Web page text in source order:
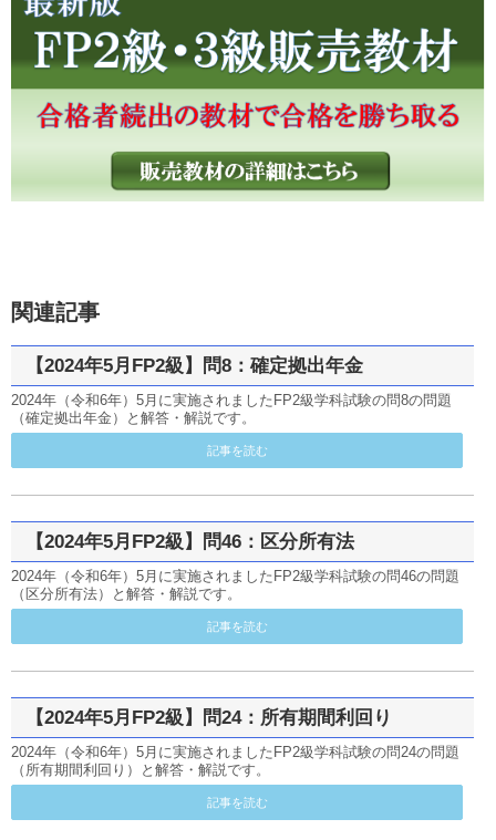
関連記事
【2024年5月FP2級】問8：確定拠出年金
2024年（令和6年）5月に実施されましたFP2級学科試験の問8の問題
（確定拠出年金）と解答・解説です。
記事を読む
【2024年5月FP2級】問46：区分所有法
2024年（令和6年）5月に実施されましたFP2級学科試験の問46の問題
（区分所有法）と解答・解説です。
記事を読む
【2024年5月FP2級】問24：所有期間利回り
2024年（令和6年）5月に実施されましたFP2級学科試験の問24の問題
（所有期間利回り）と解答・解説です。
記事を読む